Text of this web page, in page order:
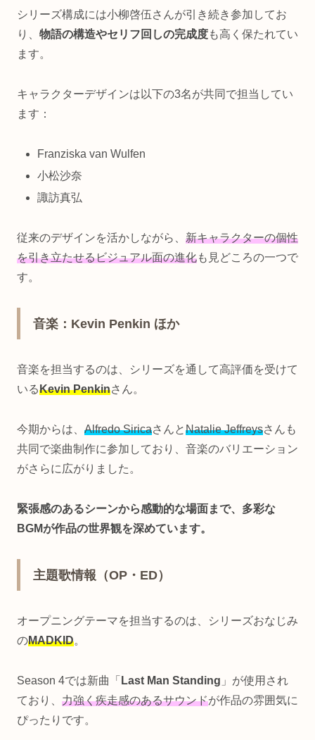
シリーズ構成には小柳啓伍さんが引き続き参加してお
り、 物語の構造やセリフ回しの完成度も高く保たれてい
ます。
キャラクターデザインは以下の3名が共同で担当してい
ます：
Franziska van Wulfen
小松沙奈
諏訪真弘
従来のデザインを活かしながら、 新キャラクターの個性
を引き立たせるビジュアル面の進化も見どころの一つで
す。
音楽：Kevin Penkin ほか
音楽を担当するのは、シリーズを通して高評価を受けて
いるKevin Penkinさん。
今期からは、 Alfredo SiricaさんとNatalie Jeffreysさんも
共同で楽曲制作に参加しており、音楽のバリエーション
がさらに広がりました。
緊張感のあるシーンから感動的な場面まで、多彩な
BGMが作品の世界観を深めています。
主題歌情報（OP・ED）
オープニングテーマを担当するのは、シリーズおなじみ
のMADKID。
Season 4では新曲「 Last Man Standing 」が使用され
ており、 力強く疾走感のあるサウンドが作品の雰囲気に
ぴったりです。